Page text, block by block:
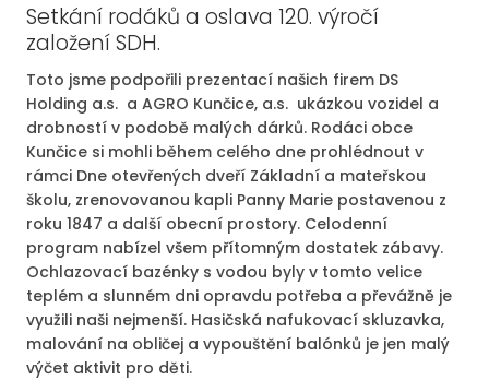
Setkání rodáků a oslava 120. výročí
založení SDH.
Toto jsme podpořili prezentací našich firem DS
Holding a.s. a AGRO Kunčice, a.s. ukázkou vozidel a
drobností v podobě malých dárků. Rodáci obce
Kunčice si mohli během celého dne prohlédnout v
rámci Dne otevřených dveří Základní a mateřskou
školu, zrenovovanou kapli Panny Marie postavenou z
roku 1847 a další obecní prostory. Celodenní
program nabízel všem přítomným dostatek zábavy.
Ochlazovací bazénky s vodou byly v tomto velice
teplém a slunném dni opravdu potřeba a převážně je
využili naši nejmenší. Hasičská nafukovací skluzavka,
malování na obličej a vypouštění balónků je jen malý
výčet aktivit pro děti.